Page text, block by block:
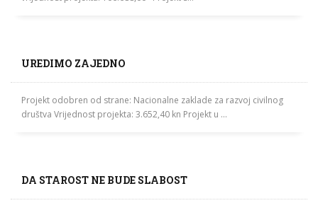
UREDIMO ZAJEDNO
Projekt odobren od strane: Nacionalne zaklade za razvoj civilnog
društva Vrijednost projekta: 3.652,40 kn Projekt u ...
DA STAROST NE BUDE SLABOST